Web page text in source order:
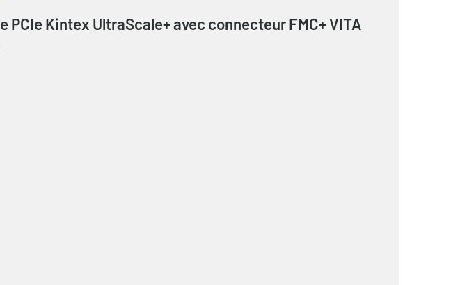
PCIe Kintex UltraScale+ avec connecteur FMC+ VITA